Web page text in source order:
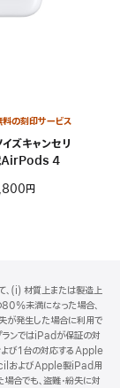
料の刻印サービス
イズキャンセリ
AirPods 4
円
、(i) 材質上または製造上
未満になった場合、
が発生した場合に利用で
ランではiPadが保証の対
び1台の対応するApple
およびApple製iPad用
合でも、盗難・紛失に対